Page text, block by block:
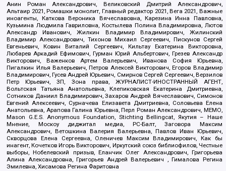
Анин Роман Александрович, Великовский Дмитрий Александрович,
Альтаир 2021, Ромашки монолит, Главный редактор 2021, Вега 2021, Важные
иноагенты, Каткова Вероника Вячеславовна, Карезина Инна Павловна,
Кузьмина Людмила Гавриловна, Костылева Полина Владимировна, Лютов
Александр Иванович, Жилкин Владимир Владимирович, Жилинский
Владимир Александрович, Тихонов Михаил Сергеевич, Пискунов Сергей
Евгеньевич, Ковин Виталий Сергеевич, Кильтау Екатерина Викторовна,
Любарев Аркадий Ефимович, Гурман Юрий Альбертович, Грезев Александр
Викторович, Важенков Артем Валерьевич, Иванова София Юрьевна,
Пигалкин Илья Валерьевич, Петров Алексей Викторович, Егоров Владимир
Владимирович, Гусев Андрей Юрьевич, Смирнов Сергей Сергеевич, Верзилов
Петр Юрьевич, ЗП, Зона права, ЖУРНАЛИСТ-ИНОСТРАННЫЙ АГЕНТ,
Вольтская Татьяна Анатольевна, Клепиковская Екатерина Дмитриевна,
Сотников Даниил Владимирович, Захаров Андрей Вячеславович, Симонов
Евгений Алексеевич, Сурначева Елизавета Дмитриевна, Соловьева Елена
Анатольевна, Арапова Галина Юрьевна, Перл Роман Александрович, МЕМО,
Mason G.E.S. Anonymous Foundation, Stichting Bellingcat, Якутия – Наше
Мнение, Москоу диджитал медиа, РС-Балт, Заговора Максим
Александрович, Ветошкина Валерия Валерьевна, Павлов Иван Юрьевич,
Скворцова Елена Сергеевна, Оленичев Максим Владимирович, Как бы
инагент, Кочетков Игорь Викторович, Иркутский союз библиофилов, Честные
выборы, Нобелевский призыв, Еланчик Олег Александрович, Григорьева
Алина Александровна, Григорьев Андрей Валерьевич , Гималова Регина
Эмилевна, Хисамова Регина Фаритовна